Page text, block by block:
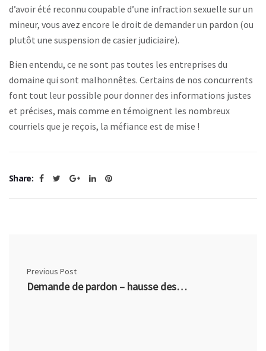
d’avoir été reconnu coupable d’une infraction sexuelle sur un
mineur, vous avez encore le droit de demander un pardon (ou
plutôt une suspension de casier judiciaire).
Bien entendu, ce ne sont pas toutes les entreprises du
domaine qui sont malhonnêtes. Certains de nos concurrents
font tout leur possible pour donner des informations justes
et précises, mais comme en témoignent les nombreux
courriels que je reçois, la méfiance est de mise !
Share:
Previous Post
Demande de pardon – hausse des frais de service